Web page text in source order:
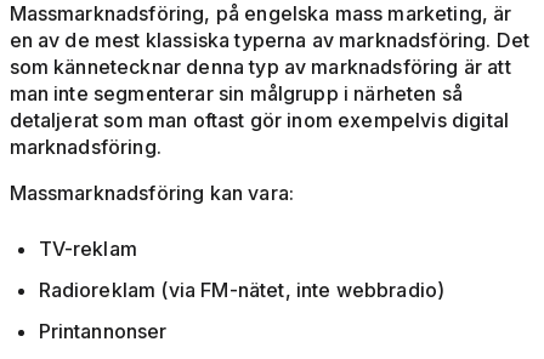
Massmarknadsföring, på engelska mass marketing, är
en av de mest klassiska typerna av marknadsföring. Det
som kännetecknar denna typ av marknadsföring är att
man inte segmenterar sin målgrupp i närheten så
detaljerat som man oftast gör inom exempelvis digital
marknadsföring.
Massmarknadsföring kan vara:
TV-reklam
Radioreklam (via FM-nätet, inte webbradio)
Printannonser